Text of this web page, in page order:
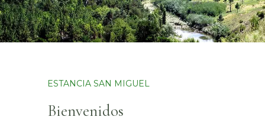
ESTANCIA SAN MIGUEL
Bienvenidos